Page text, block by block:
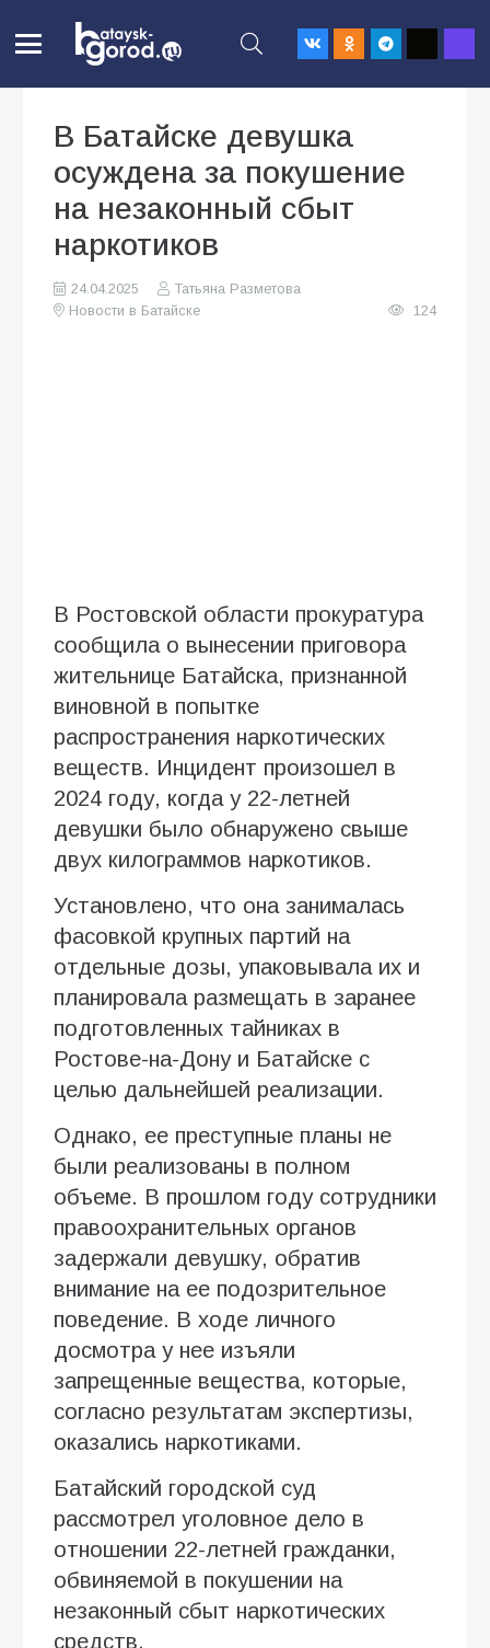
В Батайске девушка
осуждена за покушение
на незаконный сбыт
наркотиков
24.04.2025
Татьяна Разметова
Новости в Батайске
124
В Ростовской области прокуратура
сообщила о вынесении приговора
жительнице Батайска, признанной
виновной в попытке
распространения наркотических
веществ. Инцидент произошел в
2024 году, когда у 22-летней
девушки было обнаружено свыше
двух килограммов наркотиков.
Установлено, что она занималась
фасовкой крупных партий на
отдельные дозы, упаковывала их и
планировала размещать в заранее
подготовленных тайниках в
Ростове-на-Дону и Батайске с
целью дальнейшей реализации.
Однако, ее преступные планы не
были реализованы в полном
объеме. В прошлом году сотрудники
правоохранительных органов
задержали девушку, обратив
внимание на ее подозрительное
поведение. В ходе личного
досмотра у нее изъяли
запрещенные вещества, которые,
согласно результатам экспертизы,
оказались наркотиками.
Батайский городской суд
рассмотрел уголовное дело в
отношении 22-летней гражданки,
обвиняемой в покушении на
незаконный сбыт наркотических
средств.